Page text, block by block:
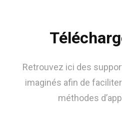
Retrouvez ici des
imaginés afin de
méthodes